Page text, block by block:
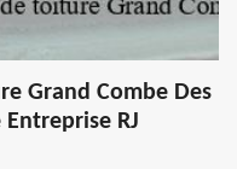
Grand Combe Des
RJ